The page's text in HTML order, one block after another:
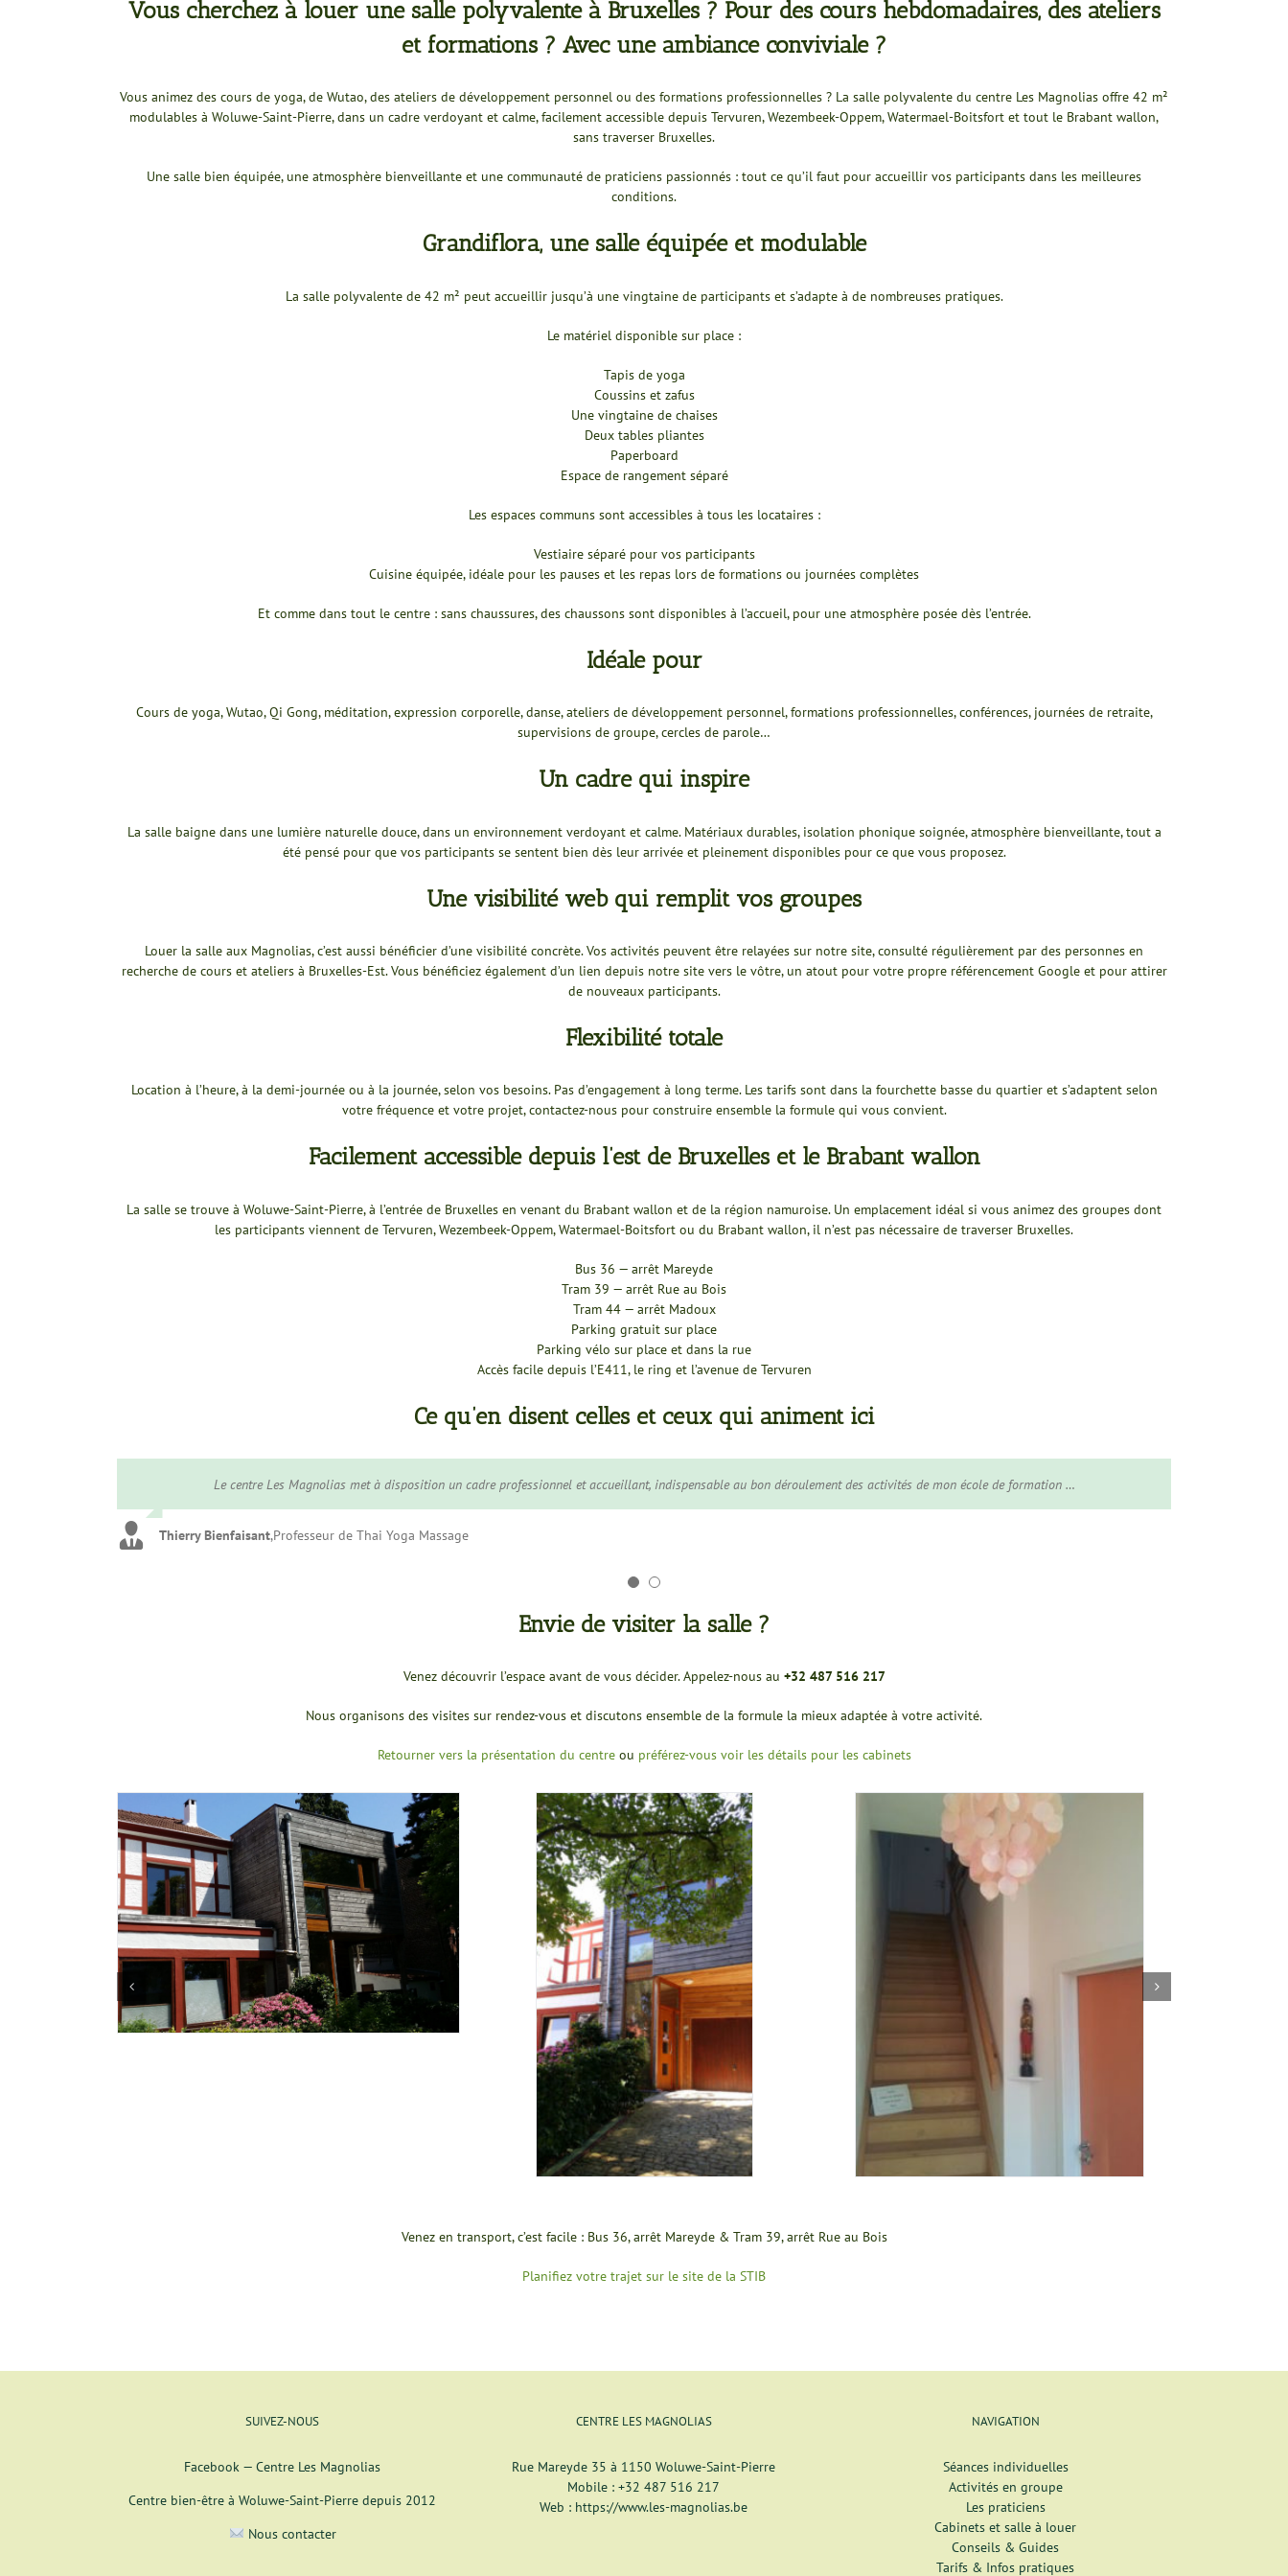
Vous cherchez à louer une salle polyvalente à Bruxelles ? Pour des cours hebdomadaires, des ateliers
et formations ? Avec une ambiance conviviale ?
Vous animez des cours de yoga, de Wutao, des ateliers de développement personnel ou des formations professionnelles ? La salle polyvalente du centre Les Magnolias offre 42 m²
modulables à Woluwe-Saint-Pierre, dans un cadre verdoyant et calme, facilement accessible depuis Tervuren, Wezembeek-Oppem, Watermael-Boitsfort et tout le Brabant wallon,
sans traverser Bruxelles.
Une salle bien équipée, une atmosphère bienveillante et une communauté de praticiens passionnés : tout ce qu’il faut pour accueillir vos participants dans les meilleures
conditions.
Grandiflora, une salle équipée et modulable
La salle polyvalente de 42 m² peut accueillir jusqu’à une vingtaine de participants et s’adapte à de nombreuses pratiques.
Le matériel disponible sur place :
Tapis de yoga
Coussins et zafus
Une vingtaine de chaises
Deux tables pliantes
Paperboard
Espace de rangement séparé
Les espaces communs sont accessibles à tous les locataires :
Vestiaire séparé pour vos participants
Cuisine équipée, idéale pour les pauses et les repas lors de formations ou journées complètes
Et comme dans tout le centre : sans chaussures, des chaussons sont disponibles à l’accueil, pour une atmosphère posée dès l’entrée.
Idéale pour
Cours de yoga, Wutao, Qi Gong, méditation, expression corporelle, danse, ateliers de développement personnel, formations professionnelles, conférences, journées de retraite,
supervisions de groupe, cercles de parole…
Un cadre qui inspire
La salle baigne dans une lumière naturelle douce, dans un environnement verdoyant et calme. Matériaux durables, isolation phonique soignée, atmosphère bienveillante, tout a
été pensé pour que vos participants se sentent bien dès leur arrivée et pleinement disponibles pour ce que vous proposez.
Une visibilité web qui remplit vos groupes
Louer la salle aux Magnolias, c’est aussi bénéficier d’une visibilité concrète. Vos activités peuvent être relayées sur notre site, consulté régulièrement par des personnes en
recherche de cours et ateliers à Bruxelles-Est. Vous bénéficiez également d’un lien depuis notre site vers le vôtre, un atout pour votre propre référencement Google et pour attirer
de nouveaux participants.
Flexibilité totale
Location à l’heure, à la demi-journée ou à la journée, selon vos besoins. Pas d’engagement à long terme. Les tarifs sont dans la fourchette basse du quartier et s’adaptent selon
votre fréquence et votre projet, contactez-nous pour construire ensemble la formule qui vous convient.
Facilement accessible depuis l’est de Bruxelles et le Brabant wallon
La salle se trouve à Woluwe-Saint-Pierre, à l’entrée de Bruxelles en venant du Brabant wallon et de la région namuroise. Un emplacement idéal si vous animez des groupes dont
les participants viennent de Tervuren, Wezembeek-Oppem, Watermael-Boitsfort ou du Brabant wallon, il n’est pas nécessaire de traverser Bruxelles.
Bus 36 — arrêt Mareyde
Tram 39 — arrêt Rue au Bois
Tram 44 — arrêt Madoux
Parking gratuit sur place
Parking vélo sur place et dans la rue
Accès facile depuis l’E411, le ring et l’avenue de Tervuren
Ce qu’en disent celles et ceux qui animent ici
Le centre Les Magnolias met à disposition un cadre professionnel et accueillant, indispensable au bon déroulement des activités de mon école de formation …
Thierry Bienfaisant,Professeur de Thai Yoga Massage
Lorsque on arrive à pied on pourrait presque le dépasser tellement le centre est entouré de verdure. Le lieu est calme, bien équipé pour faire du travail corporel, les équipements sont
Envie de visiter la salle ?
Venez découvrir l’espace avant de vous décider. Appelez-nous au +32 487 516 217
Nous organisons des visites sur rendez-vous et discutons ensemble de la formule la mieux adaptée à votre activité.
Retourner vers la présentation du centreou préférez-vous voir les détails pour les cabinets
Venez en transport, c’est facile : Bus 36, arrêt Mareyde & Tram 39, arrêt Rue au Bois
Planifiez votre trajet sur le site de la STIB
SUIVEZ-NOUS
Facebook — Centre Les Magnolias
Centre bien-être à Woluwe-Saint-Pierre depuis 2012
Nous contacter
CENTRE LES MAGNOLIAS
Rue Mareyde 35 à 1150 Woluwe-Saint-Pierre
Mobile :+32 487 516 217
Web : https://www.les-magnolias.be
NAVIGATION
Séances individuelles
Activités en groupe
Les praticiens
Cabinets et salle à louer
Conseils & Guides
Tarifs & Infos pratiques